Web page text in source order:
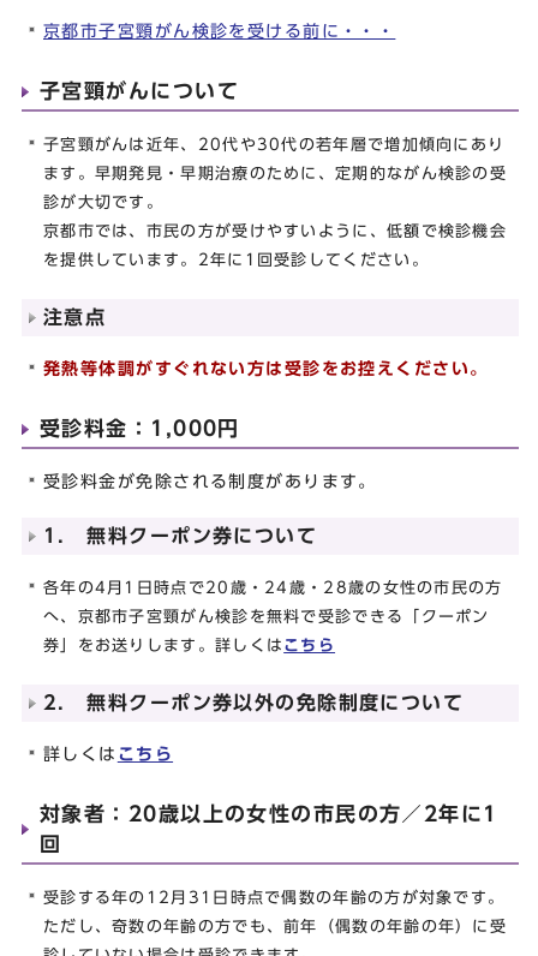
京都市子宮頸がん検診を受ける前に・・・
子宮頸がんについて
子宮頸がんは近年、20代や30代の若年層で増加傾向にあり
ます。早期発見・早期治療のために、定期的ながん検診の受
診が大切です。
京都市では、市民の方が受けやすいように、低額で検診機会
を提供しています。2年に1回受診してください。
注意点
発熱等体調がすぐれない方は受診をお控えください。
受診料金：1,000円
受診料金が免除される制度があります。
1. 無料クーポン券について
各年の4月1日時点で20歳・24歳・28歳の女性の市民の方
へ、京都市子宮頸がん検診を無料で受診できる「クーポン
券」をお送りします。詳しくは こちら
2. 無料クーポン券以外の免除制度について
詳しくは こちら
対象者：20歳以上の女性の市民の方／2年に1
回
受診する年の12月31日時点で偶数の年齢の方が対象です。
ただし、奇数の年齢の方でも、前年（偶数の年齢の年）に受